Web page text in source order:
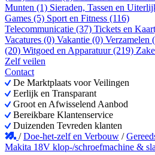
Munten (1) Sieraden, Tassen en
Games (5) Sport en Fitness (116)
Telecommunicatie (37) Tickets en
Vacatures (0) Vakantie (0) Verzamelen
(20) Witgoed en Apparatuur (219)
Zelf veilen
Contact
De Marktplaats voor Veilingen
Eerlijk en Transparant
Groot en Afwisselend Aanbod
Bereikbare Klantenservice
Duizenden Tevreden klanten
/Doe-het-zelf en Verbouw /
Makita 18V klop-/schroefmachine &